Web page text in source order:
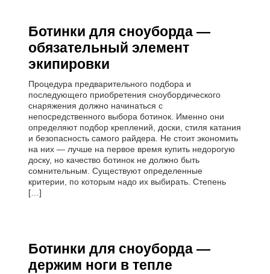
Ботинки для сноуборда —
обязательный элемент
экипировки
Процедура предварительного подбора и
последующего приобретения сноубордического
снаряжения должно начинаться с
непосредственного выбора ботинок. Именно они
определяют подбор креплений, доски, стиля катания
и безопасность самого райдера. Не стоит экономить
на них — лучше на первое время купить недорогую
доску, но качество ботинок не должно быть
сомнительным. Существуют определенные
критерии, по которым надо их выбирать. Степень
[…]
Ботинки для сноуборда —
держим ноги в тепле